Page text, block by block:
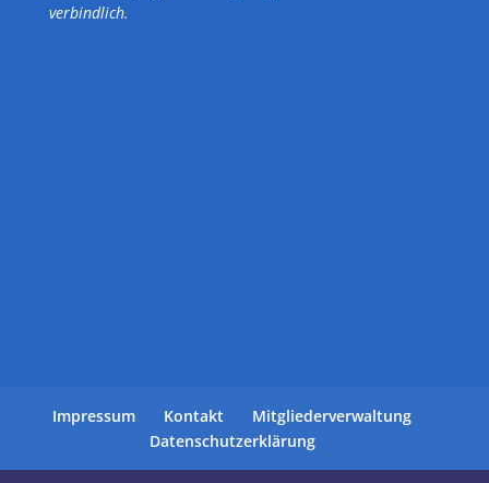
verbindlich.
Impressum Kontakt
Mitgliederverwaltung
Datenschutzerklärung